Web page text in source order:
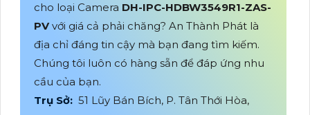
cho loại Camera DH-IPC-HDBW3549R1-ZAS-
PVvới giá cả phải chăng? An Thành Phát là
địa chỉ đáng tin cậy mà bạn đang tìm kiếm.
Chúng tôi luôn có hàng sẵn để đáp ứng nhu
cầu của bạn.
Trụ Sở: 51 Lũy Bán Bích, P. Tân Thới Hòa,